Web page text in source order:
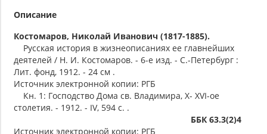
Описание
Костомаров, Николай Иванович (1817-1885).
Русская история в жизнеописаниях ее главнейших
деятелей / Н. И. Костомаров. - 6-е изд. - С.-Петербург :
Лит. фонд, 1912. - 24 см .
Источник электронной копии: РГБ
Кн. 1: Господство Дома св. Владимира, X- XVI-ое
столетия. - 1912. - IV, 594 с. .
ББК 63.3(2)4
Источник электронной копии: РГБ